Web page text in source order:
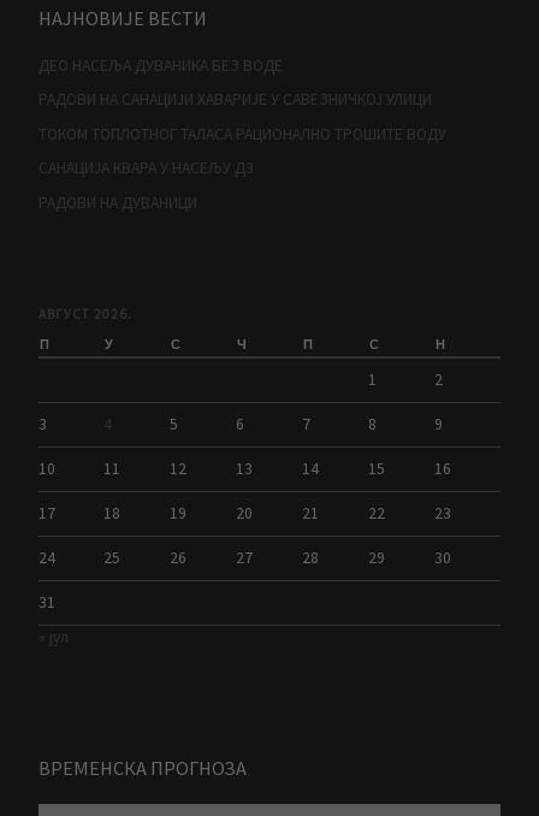
НАЈНОВИЈЕ ВЕСТИ
ДЕО НАСЕЉА ДУВАНИКА БЕЗ ВОДЕ
РАДОВИ НА САНАЦИЈИ ХАВАРИЈЕ У САВЕЗНИЧКОЈ УЛИЦИ
ТОКОМ ТОПЛОТНОГ ТАЛАСА РАЦИОНАЛНО ТРОШИТЕ ВОДУ
САНАЦИЈА КВАРА У НАСЕЉУ Д3
РАДОВИ НА ДУВАНИЦИ
АВГУСТ 2026.
П У С Ч П С Н
1 2
3 4 5 6 7 8 9
10 11 12 13 14 15 16
17 18 19 20 21 22 23
24 25 26 27 28 29 30
31
« јул
ВРЕМЕНСКА ПРОГНОЗА